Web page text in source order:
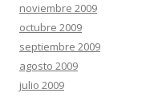
noviembre 2009
octubre 2009
septiembre 2009
agosto 2009
julio 2009